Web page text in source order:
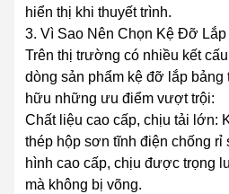
hiển thị khi thuyết trình.
3. Vì Sao Nên Chọn Kệ Đỡ
Trên thị trường có nhiều kết
dòng sản phẩm kệ đỡ lắp
hữu những ưu điểm vượt trội:
Chất liệu cao cấp, chịu tải lớn:
thép hộp sơn tĩnh điện chống rỉ
hình cao cấp, chịu được trọng
mà không bị võng.